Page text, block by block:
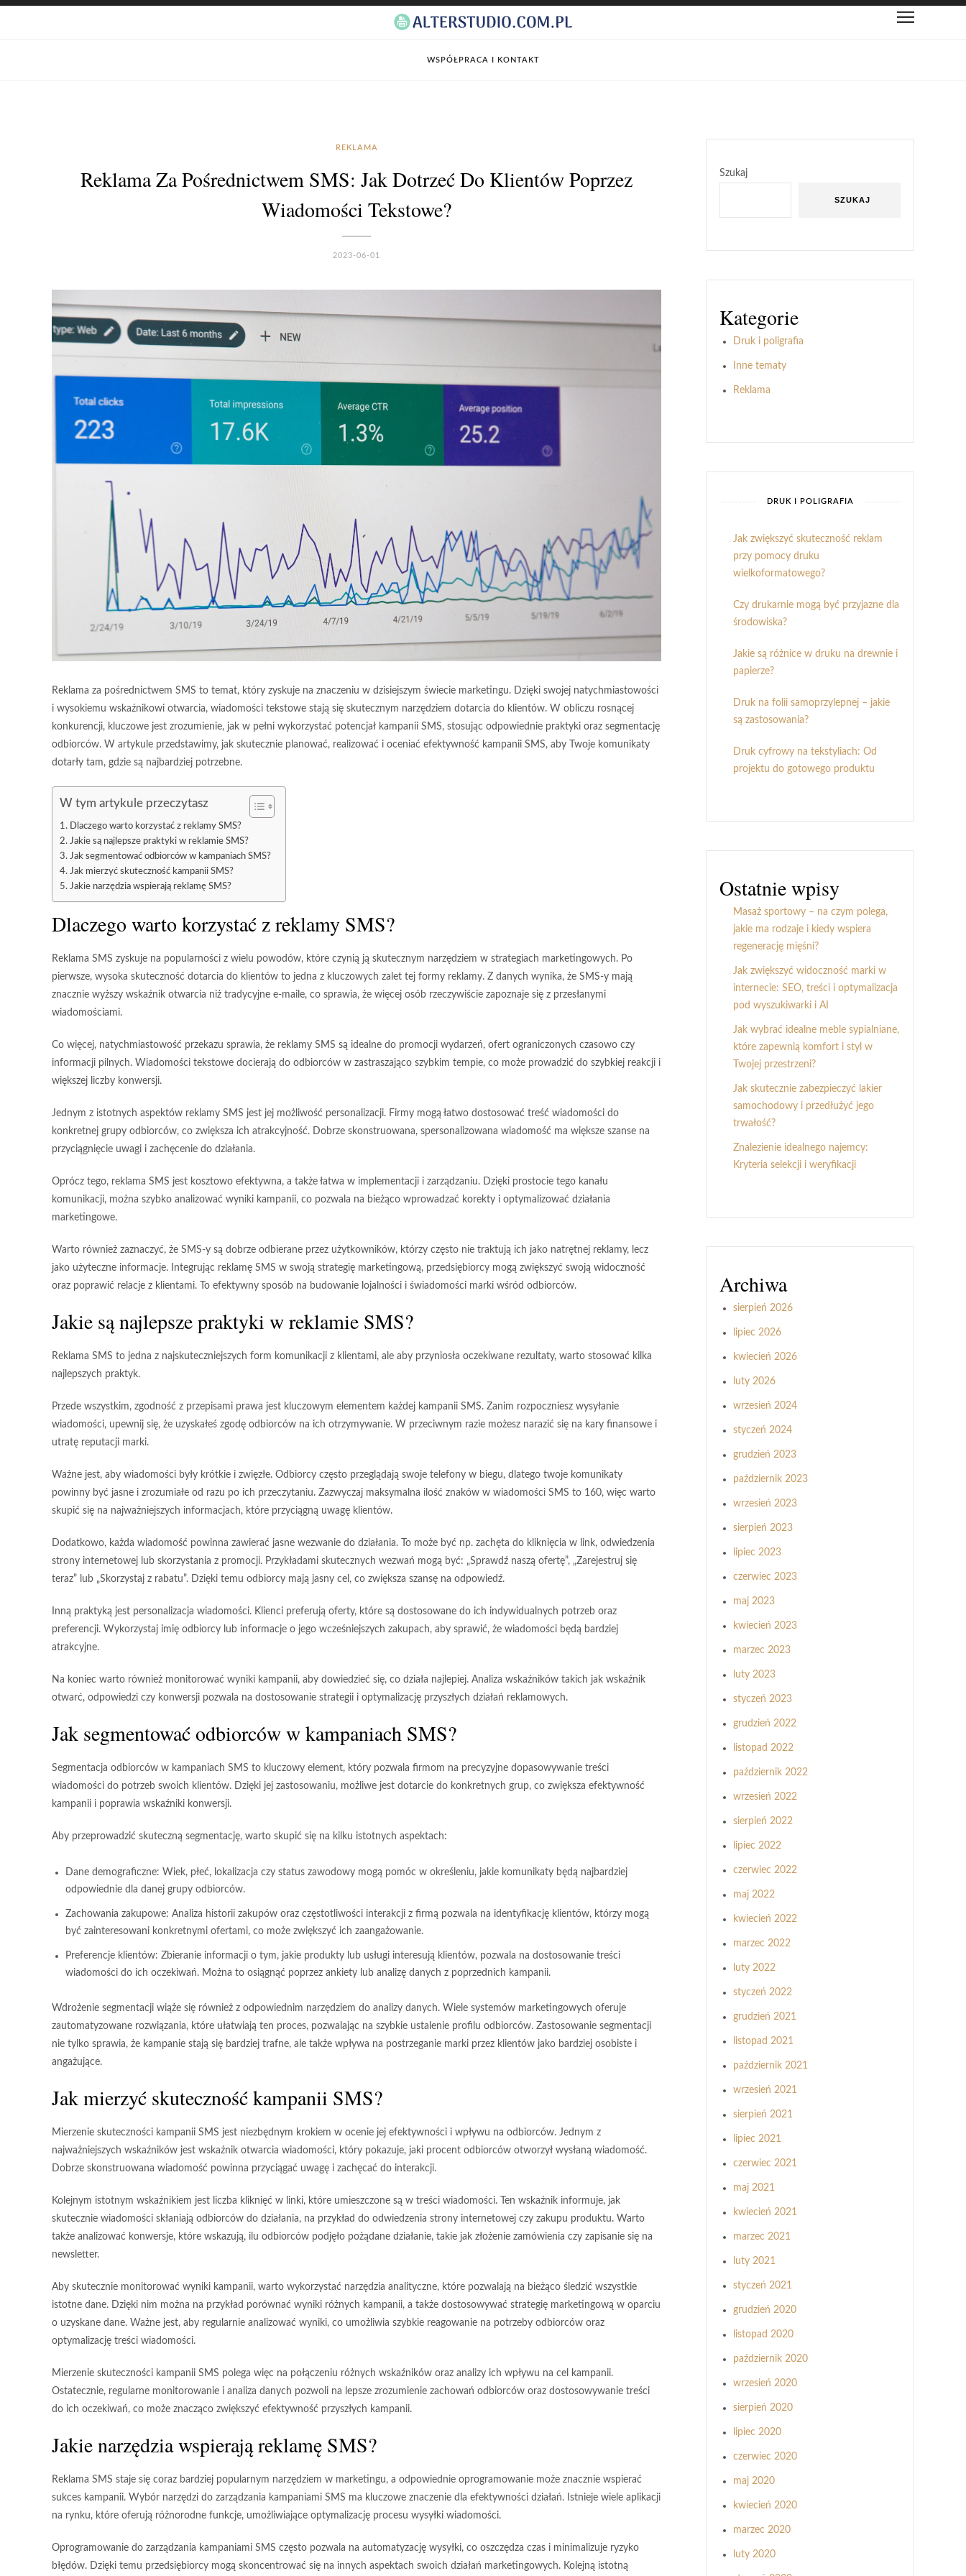
WSPÓŁPRACA I KONTAKT
REKLAMA
Reklama Za Pośrednictwem SMS: Jak Dotrzeć Do Klientów Poprzez
Wiadomości Tekstowe?
2023-06-01
Reklama za pośrednictwem SMS to temat, który zyskuje na znaczeniu w dzisiejszym świecie marketingu. Dzięki swojej natychmiastowości
i wysokiemu wskaźnikowi otwarcia, wiadomości tekstowe stają się skutecznym narzędziem dotarcia do klientów. W obliczu rosnącej
konkurencji, kluczowe jest zrozumienie, jak w pełni wykorzystać potencjał kampanii SMS, stosując odpowiednie praktyki oraz segmentację
odbiorców. W artykule przedstawimy, jak skutecznie planować, realizować i oceniać efektywność kampanii SMS, aby Twoje komunikaty
dotarły tam, gdzie są najbardziej potrzebne.
W tym artykule przeczytasz
Dlaczego warto korzystać z reklamy SMS?
Jakie są najlepsze praktyki w reklamie SMS?
Jak segmentować odbiorców w kampaniach SMS?
Jak mierzyć skuteczność kampanii SMS?
Jakie narzędzia wspierają reklamę SMS?
Dlaczego warto korzystać z reklamy SMS?
Reklama SMS zyskuje na popularności z wielu powodów, które czynią ją skutecznym narzędziem w strategiach marketingowych. Po
pierwsze, wysoka skuteczność dotarcia do klientów to jedna z kluczowych zalet tej formy reklamy. Z danych wynika, że SMS-y mają
znacznie wyższy wskaźnik otwarcia niż tradycyjne e-maile, co sprawia, że więcej osób rzeczywiście zapoznaje się z przesłanymi
wiadomościami.
Co więcej, natychmiastowość przekazu sprawia, że reklamy SMS są idealne do promocji wydarzeń, ofert ograniczonych czasowo czy
informacji pilnych. Wiadomości tekstowe docierają do odbiorców w zastraszająco szybkim tempie, co może prowadzić do szybkiej reakcji i
większej liczby konwersji.
Jednym z istotnych aspektów reklamy SMS jest jej możliwość personalizacji. Firmy mogą łatwo dostosować treść wiadomości do
konkretnej grupy odbiorców, co zwiększa ich atrakcyjność. Dobrze skonstruowana, spersonalizowana wiadomość ma większe szanse na
przyciągnięcie uwagi i zachęcenie do działania.
Oprócz tego, reklama SMS jest kosztowo efektywna, a także łatwa w implementacji i zarządzaniu. Dzięki prostocie tego kanału
komunikacji, można szybko analizować wyniki kampanii, co pozwala na bieżąco wprowadzać korekty i optymalizować działania
marketingowe.
Warto również zaznaczyć, że SMS-y są dobrze odbierane przez użytkowników, którzy często nie traktują ich jako natrętnej reklamy, lecz
jako użyteczne informacje. Integrując reklamę SMS w swoją strategię marketingową, przedsiębiorcy mogą zwiększyć swoją widoczność
oraz poprawić relacje z klientami. To efektywny sposób na budowanie lojalności i świadomości marki wśród odbiorców.
Jakie są najlepsze praktyki w reklamie SMS?
Reklama SMS to jedna z najskuteczniejszych form komunikacji z klientami, ale aby przyniosła oczekiwane rezultaty, warto stosować kilka
najlepszych praktyk.
Przede wszystkim, zgodność z przepisami prawa jest kluczowym elementem każdej kampanii SMS. Zanim rozpoczniesz wysyłanie
wiadomości, upewnij się, że uzyskałeś zgodę odbiorców na ich otrzymywanie. W przeciwnym razie możesz narazić się na kary finansowe i
utratę reputacji marki.
Ważne jest, aby wiadomości były krótkie i zwięzłe. Odbiorcy często przeglądają swoje telefony w biegu, dlatego twoje komunikaty
powinny być jasne i zrozumiałe od razu po ich przeczytaniu. Zazwyczaj maksymalna ilość znaków w wiadomości SMS to 160, więc warto
skupić się na najważniejszych informacjach, które przyciągną uwagę klientów.
Dodatkowo, każda wiadomość powinna zawierać jasne wezwanie do działania. To może być np. zachęta do kliknięcia w link, odwiedzenia
strony internetowej lub skorzystania z promocji. Przykładami skutecznych wezwań mogą być: „Sprawdź naszą ofertę”, „Zarejestruj się
teraz” lub „Skorzystaj z rabatu”. Dzięki temu odbiorcy mają jasny cel, co zwiększa szansę na odpowiedź.
Inną praktyką jest personalizacja wiadomości. Klienci preferują oferty, które są dostosowane do ich indywidualnych potrzeb oraz
preferencji. Wykorzystaj imię odbiorcy lub informacje o jego wcześniejszych zakupach, aby sprawić, że wiadomości będą bardziej
atrakcyjne.
Na koniec warto również monitorować wyniki kampanii, aby dowiedzieć się, co działa najlepiej. Analiza wskaźników takich jak wskaźnik
otwarć, odpowiedzi czy konwersji pozwala na dostosowanie strategii i optymalizację przyszłych działań reklamowych.
Jak segmentować odbiorców w kampaniach SMS?
Segmentacja odbiorców w kampaniach SMS to kluczowy element, który pozwala firmom na precyzyjne dopasowywanie treści
wiadomości do potrzeb swoich klientów. Dzięki jej zastosowaniu, możliwe jest dotarcie do konkretnych grup, co zwiększa efektywność
kampanii i poprawia wskaźniki konwersji.
Aby przeprowadzić skuteczną segmentację, warto skupić się na kilku istotnych aspektach:
Dane demograficzne: Wiek, płeć, lokalizacja czy status zawodowy mogą pomóc w określeniu, jakie komunikaty będą najbardziej
odpowiednie dla danej grupy odbiorców.
Zachowania zakupowe: Analiza historii zakupów oraz częstotliwości interakcji z firmą pozwala na identyfikację klientów, którzy mogą
być zainteresowani konkretnymi ofertami, co może zwiększyć ich zaangażowanie.
Preferencje klientów: Zbieranie informacji o tym, jakie produkty lub usługi interesują klientów, pozwala na dostosowanie treści
wiadomości do ich oczekiwań. Można to osiągnąć poprzez ankiety lub analizę danych z poprzednich kampanii.
Wdrożenie segmentacji wiąże się również z odpowiednim narzędziem do analizy danych. Wiele systemów marketingowych oferuje
zautomatyzowane rozwiązania, które ułatwiają ten proces, pozwalając na szybkie ustalenie profilu odbiorców. Zastosowanie segmentacji
nie tylko sprawia, że kampanie stają się bardziej trafne, ale także wpływa na postrzeganie marki przez klientów jako bardziej osobiste i
angażujące.
Jak mierzyć skuteczność kampanii SMS?
Mierzenie skuteczności kampanii SMS jest niezbędnym krokiem w ocenie jej efektywności i wpływu na odbiorców. Jednym z
najważniejszych wskaźników jest wskaźnik otwarcia wiadomości, który pokazuje, jaki procent odbiorców otworzył wysłaną wiadomość.
Dobrze skonstruowana wiadomość powinna przyciągać uwagę i zachęcać do interakcji.
Kolejnym istotnym wskaźnikiem jest liczba kliknięć w linki, które umieszczone są w treści wiadomości. Ten wskaźnik informuje, jak
skutecznie wiadomości skłaniają odbiorców do działania, na przykład do odwiedzenia strony internetowej czy zakupu produktu. Warto
także analizować konwersje, które wskazują, ilu odbiorców podjęło pożądane działanie, takie jak złożenie zamówienia czy zapisanie się na
newsletter.
Aby skutecznie monitorować wyniki kampanii, warto wykorzystać narzędzia analityczne, które pozwalają na bieżąco śledzić wszystkie
istotne dane. Dzięki nim można na przykład porównać wyniki różnych kampanii, a także dostosowywać strategię marketingową w oparciu
o uzyskane dane. Ważne jest, aby regularnie analizować wyniki, co umożliwia szybkie reagowanie na potrzeby odbiorców oraz
optymalizację treści wiadomości.
Mierzenie skuteczności kampanii SMS polega więc na połączeniu różnych wskaźników oraz analizy ich wpływu na cel kampanii.
Ostatecznie, regularne monitorowanie i analiza danych pozwoli na lepsze zrozumienie zachowań odbiorców oraz dostosowywanie treści
do ich oczekiwań, co może znacząco zwiększyć efektywność przyszłych kampanii.
Jakie narzędzia wspierają reklamę SMS?
Reklama SMS staje się coraz bardziej popularnym narzędziem w marketingu, a odpowiednie oprogramowanie może znacznie wspierać
sukces kampanii. Wybór narzędzi do zarządzania kampaniami SMS ma kluczowe znaczenie dla efektywności działań. Istnieje wiele aplikacji
na rynku, które oferują różnorodne funkcje, umożliwiające optymalizację procesu wysyłki wiadomości.
Oprogramowanie do zarządzania kampaniami SMS często pozwala na automatyzację wysyłki, co oszczędza czas i minimalizuje ryzyko
błędów. Dzięki temu przedsiębiorcy mogą skoncentrować się na innych aspektach swoich działań marketingowych. Kolejną istotną
Szukaj
SZUKAJ
Kategorie
Druk i poligrafia
Inne tematy
Reklama
DRUK I POLIGRAFIA
Jak zwiększyć skuteczność reklam
przy pomocy druku
wielkoformatowego?
Czy drukarnie mogą być przyjazne dla
środowiska?
Jakie są różnice w druku na drewnie i
papierze?
Druk na folii samoprzylepnej – jakie
są zastosowania?
Druk cyfrowy na tekstyliach: Od
projektu do gotowego produktu
Ostatnie wpisy
Masaż sportowy – na czym polega,
jakie ma rodzaje i kiedy wspiera
regenerację mięśni?
Jak zwiększyć widoczność marki w
internecie: SEO, treści i optymalizacja
pod wyszukiwarki i AI
Jak wybrać idealne meble sypialniane,
które zapewnią komfort i styl w
Twojej przestrzeni?
Jak skutecznie zabezpieczyć lakier
samochodowy i przedłużyć jego
trwałość?
Znalezienie idealnego najemcy:
Kryteria selekcji i weryfikacji
Archiwa
sierpień 2026
lipiec 2026
kwiecień 2026
luty 2026
wrzesień 2024
styczeń 2024
grudzień 2023
październik 2023
wrzesień 2023
sierpień 2023
lipiec 2023
czerwiec 2023
maj 2023
kwiecień 2023
marzec 2023
luty 2023
styczeń 2023
grudzień 2022
listopad 2022
październik 2022
wrzesień 2022
sierpień 2022
lipiec 2022
czerwiec 2022
maj 2022
kwiecień 2022
marzec 2022
luty 2022
styczeń 2022
grudzień 2021
listopad 2021
październik 2021
wrzesień 2021
sierpień 2021
lipiec 2021
czerwiec 2021
maj 2021
kwiecień 2021
marzec 2021
luty 2021
styczeń 2021
grudzień 2020
listopad 2020
październik 2020
wrzesień 2020
sierpień 2020
lipiec 2020
czerwiec 2020
maj 2020
kwiecień 2020
marzec 2020
luty 2020